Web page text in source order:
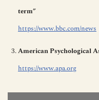
term”
https://www.bbc.com/news
American Psychological
https://www.apa.org